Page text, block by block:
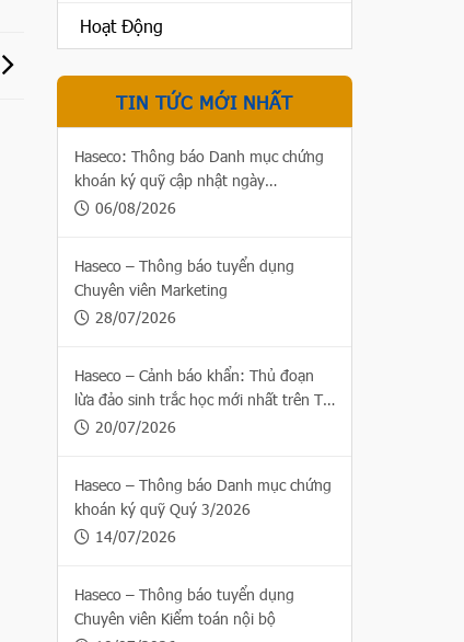
Hoạt Động
TIN TỨC MỚI NHẤT
Haseco: Thông báo Danh mục chứng
khoán ký quỹ cập nhật ngày
06/08/2026
06/08/2026
Haseco – Thông báo tuyển dụng
Chuyên viên Marketing
28/07/2026
Haseco – Cảnh báo khẩn: Thủ đoạn
lừa đảo sinh trắc học mới nhất trên Thị
trường chứng khoán
20/07/2026
Haseco – Thông báo Danh mục chứng
khoán ký quỹ Quý 3/2026
14/07/2026
Haseco – Thông báo tuyển dụng
Chuyên viên Kiểm toán nội bộ